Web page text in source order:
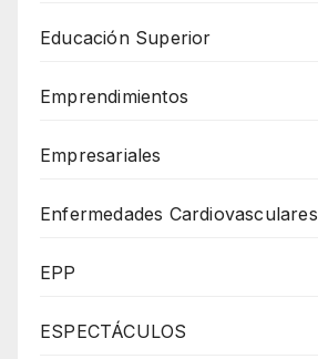
Educación Superior
Emprendimientos
Empresariales
Enfermedades Cardiovasculares
EPP
ESPECTÁCULOS